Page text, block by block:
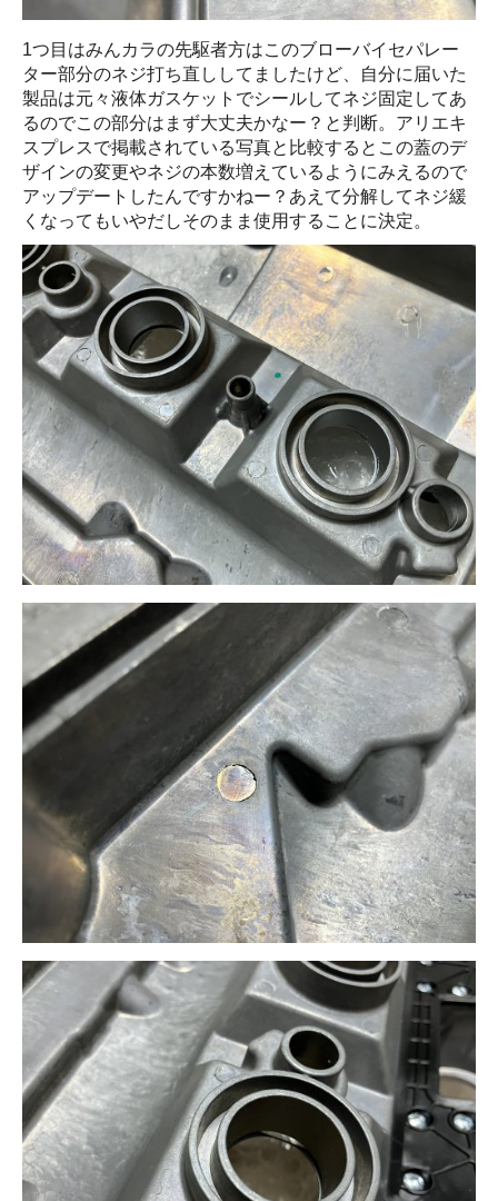
1つ目はみんカラの先駆者方はこのブローバイセパレー
ター部分のネジ打ち直ししてましたけど、自分に届いた
製品は元々液体ガスケットでシールしてネジ固定してあ
るのでこの部分はまず大丈夫かなー？と判断。アリエキ
スプレスで掲載されている写真と比較するとこの蓋のデ
ザインの変更やネジの本数増えているようにみえるので
アップデートしたんですかねー？あえて分解してネジ緩
くなってもいやだしそのまま使用することに決定。